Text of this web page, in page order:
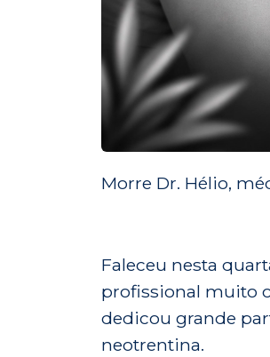
Morre Dr. Hélio,
Faleceu nesta
profissional muito
dedicou grande
neotrentina.